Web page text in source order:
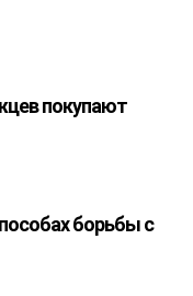
покупают
борьбы с